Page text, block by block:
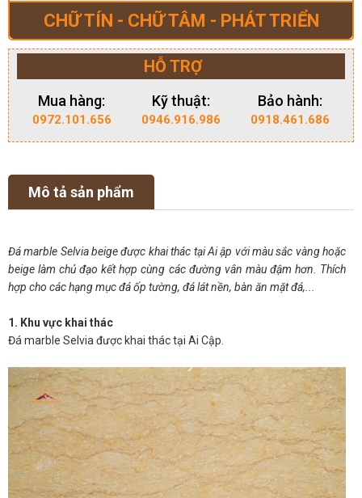
CHỮ TÍN - CHỮ TÂM - PHÁT TRIỂN
HỖ TRỢ
Mua hàng:
0972.101.656
Kỹ thuật:
0946.916.986
Bảo hành:
0918.461.686
Mô tả sản phẩm
Đá marble Selvia beige được khai thác tại Ai ập với màu sắc vàng hoặc
beige làm chủ đạo kết hợp cùng các đường vân màu đậm hơn. Thích
hợp cho các hạng mục đá ốp tường, đá lát nền, bàn ăn mặt đá,...
1. Khu vực khai thác
Đá marble Selvia được khai thác tại Ai Cập.